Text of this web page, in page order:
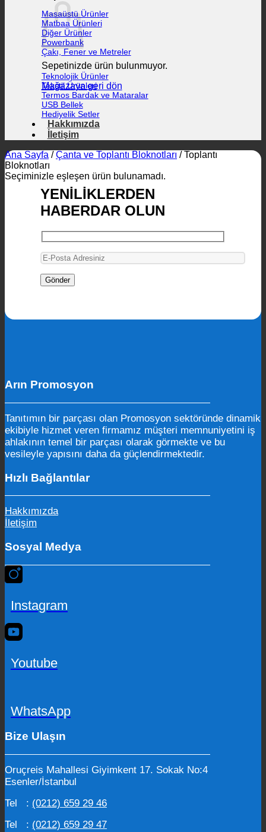
Sepetinizde ürün bulunmuyor.
Mağazaya geri dön
Masaüstü Ürünler
Matbaa Ürünleri
Diğer Ürünler
Powerbank
Çakı, Fener ve Metreler
Teknolojik Ürünler
Tekstil Ürünleri
Termos Bardak ve Mataralar
USB Bellek
Hediyelik Setler
Hakkımızda
İletişim
Ana Sayfa / Çanta ve Toplantı Bloknotları /Toplantı
Bloknotları
Seçiminizle eşleşen ürün bulunamadı.
YENİLİKLERDEN
HABERDAR OLUN
Arın Promosyon
Tanıtımın bir parçası olan Promosyon sektöründe dinamik
ekibiyle hizmet veren firmamız müşteri memnuniyetini iş
ahlakının temel bir parçası olarak görmekte ve bu
vesileyle yapısını daha da güçlendirmektedir.
Hızlı Bağlantılar
Hakkımızda
İletişim
Sosyal Medya
Instagram
Youtube
WhatsApp
Bize Ulaşın
Oruçreis Mahallesi Giyimkent 17. Sokak No:4
Esenler/İstanbul
Tel : (0212) 659 29 46
Tel : (0212) 659 29 47